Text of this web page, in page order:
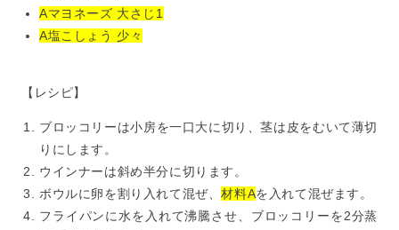
Aマヨネーズ 大さじ1
A塩こしょう 少々
【レシピ】
ブロッコリーは小房を一口大に切り、茎は皮をむいて薄切
りにします。
ウインナーは斜め半分に切ります。
ボウルに卵を割り入れて混ぜ、材料Aを入れて混ぜます。
フライパンに水を入れて沸騰させ、ブロッコリーを2分蒸